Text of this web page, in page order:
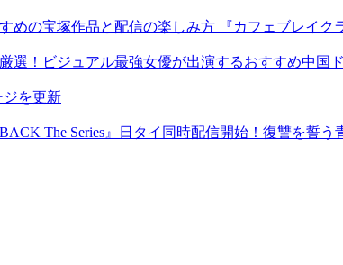
めの宝塚作品と配信の楽しみ方 『カフェブレイク
選！ビジュアル最強女優が出演するおすすめ中国
を更新
The Series』日タイ同時配信開始！復讐を誓う